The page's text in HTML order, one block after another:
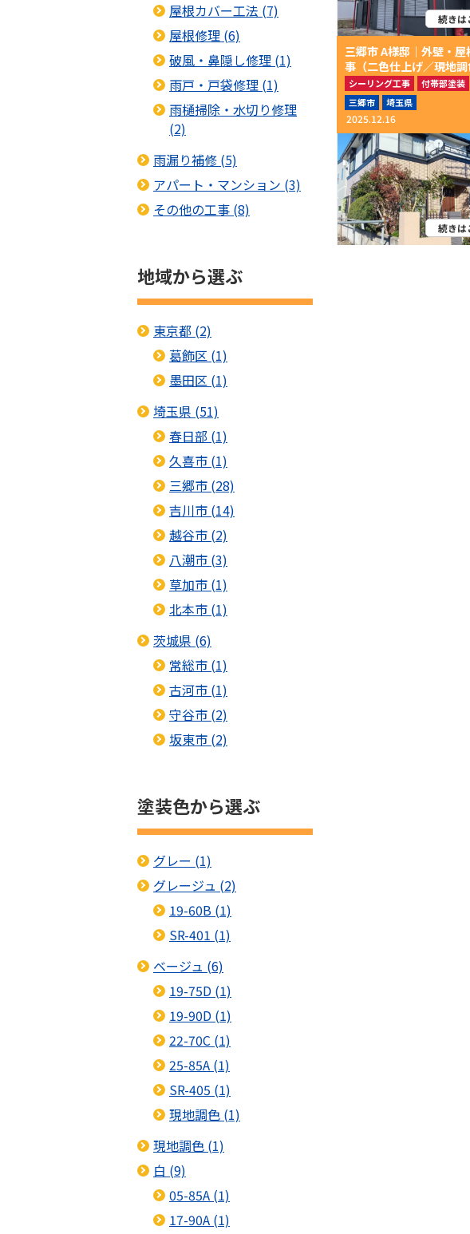
続きは
三郷市 A様邸│外壁・屋
事（二色仕上げ／現地調
2025.12.16
続きは
シーリング工事 付帯部塗装
屋根塗装
三郷市 埼玉県
屋根カバー工法 (7)
屋根修理 (6)
破風・鼻隠し修理 (1)
雨戸・戸袋修理 (1)
雨樋掃除・水切り修理
(2)
雨漏り補修 (5)
アパート・マンション (3)
その他の工事 (8)
地域から選ぶ
東京都 (2)
葛飾区 (1)
墨田区 (1)
埼玉県 (51)
春日部 (1)
久喜市 (1)
三郷市 (28)
吉川市 (14)
越谷市 (2)
八潮市 (3)
草加市 (1)
北本市 (1)
茨城県 (6)
常総市 (1)
古河市 (1)
守谷市 (2)
坂東市 (2)
塗装色から選ぶ
グレー (1)
グレージュ (2)
19-60B (1)
SR-401 (1)
ベージュ (6)
19-75D (1)
19-90D (1)
22-70C (1)
25-85A (1)
SR-405 (1)
現地調色 (1)
現地調色 (1)
白 (9)
05-85A (1)
17-90A (1)